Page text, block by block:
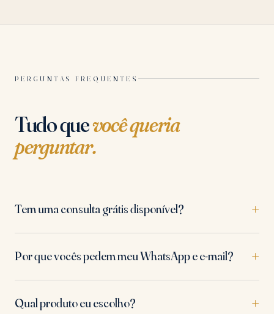
PERGUNTAS FREQUENTES
Tudo quevocê queria
perguntar.
Tem uma consulta grátis disponível?
Por que vocês pedem meu WhatsApp e e-mail?
Qual produto eu escolho?